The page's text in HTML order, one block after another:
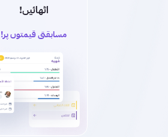
اٹھائیں!
مسابقتی قیمتوں پر!